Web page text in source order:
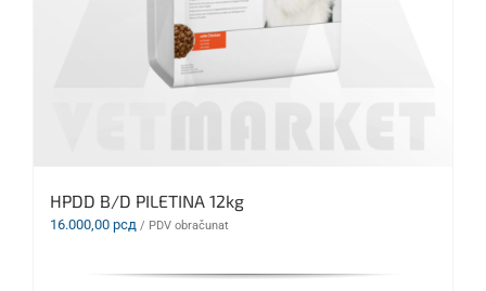
HPDD B/D PILETINA 12kg
16.000,00 рсд / PDV obračunat